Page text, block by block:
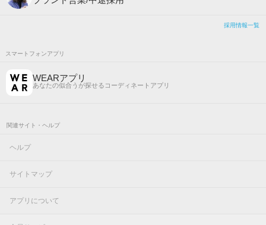
採用情報一覧
スマートフォンアプリ
WEARアプリ
あなたの似合うが探せるコーディネートアプリ
関連サイト・ヘルプ
ヘルプ
サイトマップ
アプリについて